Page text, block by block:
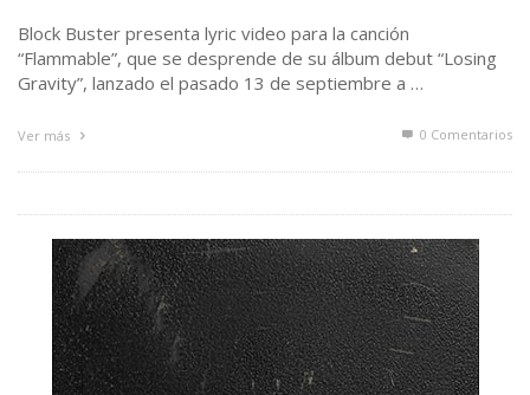
Block Buster presenta lyric video para la canción
“Flammable”, que se desprende de su álbum debut “Losing
Gravity”, lanzado el pasado 13 de septiembre a …
Ver más 0 Comentarios